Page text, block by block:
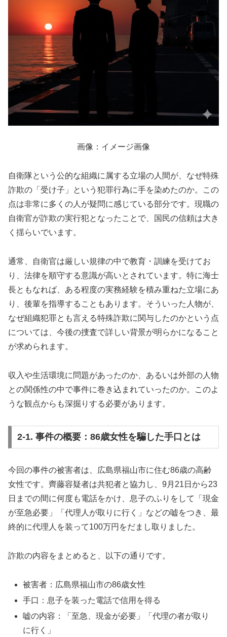
画像：イメージ画像
自衛隊という公的な組織に属する立場の人間が、なぜ特殊
詐欺の「受け子」という犯罪行為に手を染めたのか。この
点は非常に多くの人が疑問に感じている部分です。現職の
自衛官が詐欺の実行犯となったことで、国民の信頼は大き
く揺らいでいます。
通常、自衛官は厳しい規律の中で教育・訓練を受けてお
り、法律を順守する意識が高いとされています。特に海士
長ともなれば、ある程度の実務経験を積み重ねた立場にあ
り、後輩を指導することもあります。そういった人物が、
なぜ組織犯罪とも言える特殊詐欺に関与したのかという点
については、今後の捜査で詳しい背景が明らかになること
が求められます。
収入や生活環境に問題があったのか、あるいは外部の人物
との関係性の中で事件に巻き込まれていったのか。このよ
うな観点からも深掘りする必要があります。
2-1. 事件の概要：86歳女性を騙した手口とは
今回の事件の被害者は、広島県福山市に住む86歳の高齢
女性です。齊藤容疑者は共犯者と協力し、9月21日から23
日までの間に何度も電話をかけ、息子のふりをして「現金
が至急必要」「代理人が取りに行く」などの嘘をつき、最
終的に代理人を装って100万円をだまし取りました。
詐欺の内容をまとめると、以下の通りです。
被害者：広島県福山市の86歳女性
手口：息子を装った電話で信用を得る
嘘の内容：「至急、現金が必要」「代理の者が取り
に行く」